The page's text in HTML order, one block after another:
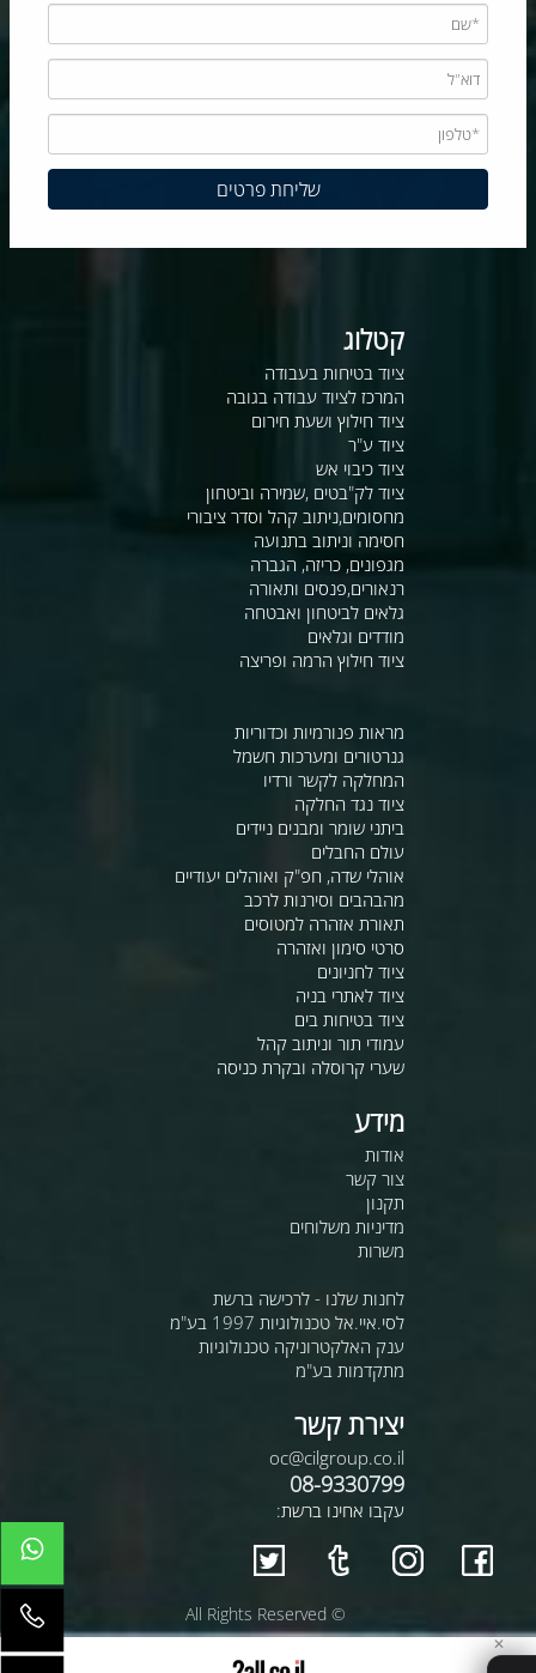
קטלוג
ציוד בטיחות בעבודה
המרכז לציוד עבודה בגובה
ציוד חילוץ ושעת חירום
ציוד ע"ר
ציוד כיבוי אש
ציוד לק"בטים ,שמירה וביטחון
מחסומים,ניתוב קהל וסדר ציבורי
חסימה וניתוב בתנועה
מגפונים, כריזה, הגברה
רנאורים,פנסים ותאורה
גלאים לביטחון ואבטחה
מודדים וגלאים
ציוד חילוץ הרמה ופריצה
מראות פנורמיות וכדוריות
גנרטורים ומערכות חשמל
המחלקה לקשר ורדיו
ציוד נגד החלקה
ביתני שומר ומבנים ניידים
עולם החבלים
אוהלי שדה, חפ"ק ואוהלים יעודיים
מהבהבים וסירנות לרכב
תאורת אזהרה למטוסים
סרטי סימון ואזהרה
ציוד לחניונים
ציוד לאתרי בניה
ציוד בטיחות בים
עמודי תור וניתוב קהל
שערי קרוסלה ובקרת כניסה
מידע
אודות
צור קשר
תקנון
מדיניות משלוחים
משרות
לחנות שלנו - לרכישה ברשת
לסי.איי.אל טכנולוגיות 1997 בע"מ
ענק האלקטרוניקה טכנולוגיות
מתקדמות בע"מ
יצירת קשר
oc@cilgroup.co.il
08-9330799
עקבו אחינו ברשת:
© All Rights Reserved
✕